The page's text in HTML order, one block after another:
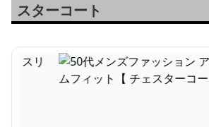
スターコート